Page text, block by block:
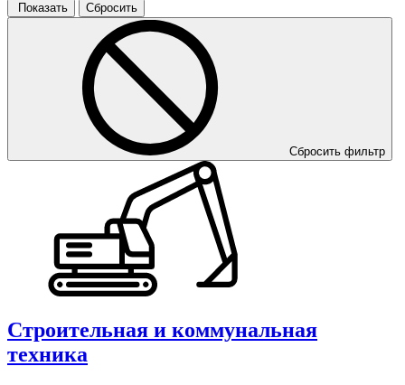
Сбросить фильтр
Строительная и коммунальная
техника